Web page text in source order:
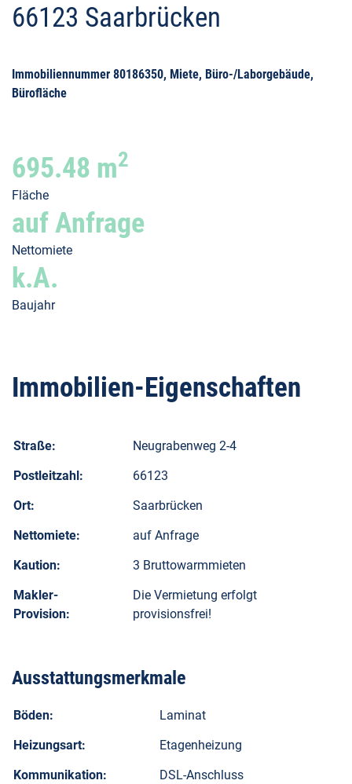
66123 Saarbrücken
Immobiliennummer 80186350, Miete, Büro-/Laborgebäude,
Bürofläche
695.48 m2
Fläche
auf Anfrage
Nettomiete
k.A.
Baujahr
Immobilien-Eigenschaften
Straße:
Neugrabenweg 2-4
Postleitzahl:
66123
Ort:
Saarbrücken
Nettomiete:
auf Anfrage
Kaution:
3 Bruttowarmmieten
Makler-
Provision:
Die Vermietung erfolgt
provisionsfrei!
Ausstattungsmerkmale
Böden:
Laminat
Heizungsart:
Etagenheizung
Kommunikation:
DSL-Anschluss